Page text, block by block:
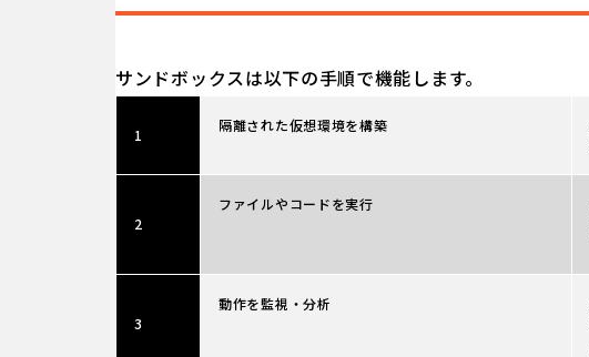
サンドボックスは以下の手順で機能します。
1
隔離された仮想環境を構築
2
ファイルやコードを実行
3
動作を監視・分析